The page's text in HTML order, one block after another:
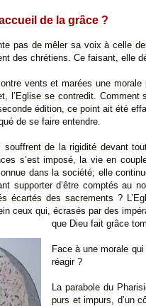
de la grâce ?
pas de mêler sa voix à celle
des chrétiens. Ce faisant, elle
vents et marées une
l’Eglise se contredit.
édition, ce point ait été
de se faire entendre.
souffrent de la rigidité devant
s’est imposé, la vie en
dans la société; elle
supporter d’être comptés au
écartés des sacrements ?
ceux qui, écrasés par des
que Dieu fait grâce
Face à une morale
réagir ?
La parabole du
purs et impurs, d’un